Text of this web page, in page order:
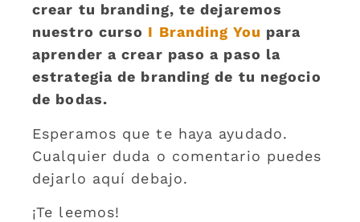
crear tu branding, te dejaremos
nuestro curso I Branding You para
aprender a crear paso a paso la
estrategia de branding de tu negocio
de bodas.
Esperamos que te haya ayudado.
Cualquier duda o comentario puedes
dejarlo aquí debajo.
¡Te leemos!